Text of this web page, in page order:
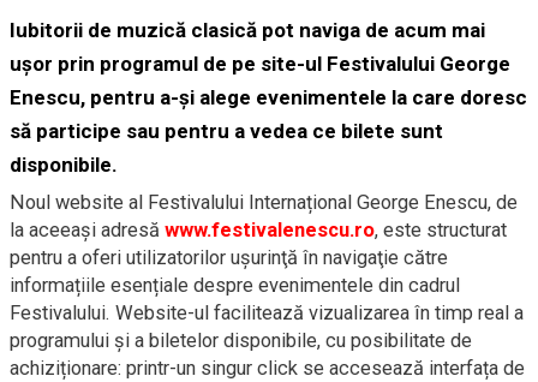
Iubitorii de muzică clasică pot naviga de acum mai
ușor prin programul de pe site-ul Festivalului George
Enescu, pentru a-și alege evenimentele la care doresc
să participe sau pentru a vedea ce bilete sunt
disponibile.
Noul website al Festivalului Internațional George Enescu, de
la aceeaşi adresă www.festivalenescu.ro, este structurat
pentru a oferi utilizatorilor uşurinţă în navigaţie către
informațiile esențiale despre evenimentele din cadrul
Festivalului. Website-ul facilitează vizualizarea în timp real a
programului și a biletelor disponibile, cu posibilitate de
achiziționare: printr-un singur click se accesează interfața de